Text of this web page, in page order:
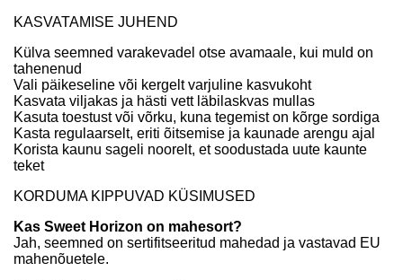
KASVATAMISE JUHEND
Külva seemned varakevadel otse avamaale, kui muld on
tahenenud
Vali päikeseline või kergelt varjuline kasvukoht
Kasvata viljakas ja hästi vett läbilaskvas mullas
Kasuta toestust või võrku, kuna tegemist on kõrge sordiga
Kasta regulaarselt, eriti õitsemise ja kaunade arengu ajal
Korista kaunu sageli noorelt, et soodustada uute kaunte
teket
KORDUMA KIPPUVAD KÜSIMUSED
Kas Sweet Horizon on mahesort?
Jah, seemned on sertifitseeritud mahedad ja vastavad EU
mahenõuetele.